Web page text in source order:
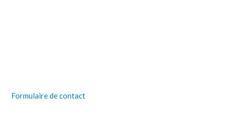
Formulaire de contact